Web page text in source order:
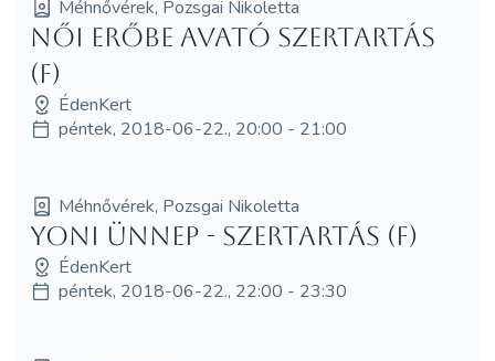
Méhnővérek, Pozsgai Nikoletta
Női Erőbe avató szertartás
(F)
ÉdenKert
péntek, 2018-06-22., 20:00 - 21:00
Méhnővérek, Pozsgai Nikoletta
Yoni Ünnep - szertartás (F)
ÉdenKert
péntek, 2018-06-22., 22:00 - 23:30